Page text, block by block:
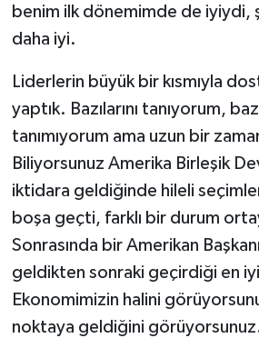
benim ilk dönemimde de iyiydi,
daha iyi.
Liderlerin büyük bir kısmıyla
yaptık. Bazılarını tanıyorum,
tanımıyorum ama uzun bir
Biliyorsunuz Amerika Birleşik
iktidara geldiğinde hileli
boşa geçti, farklı bir durum
Sonrasında bir Amerikan
geldikten sonraki geçirdiği en iyi
Ekonomimizin halini
noktaya geldiğini